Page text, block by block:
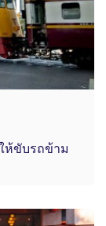
ห้ขับรถข้าม